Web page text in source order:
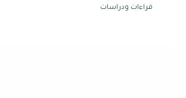
قراءات ودراسات